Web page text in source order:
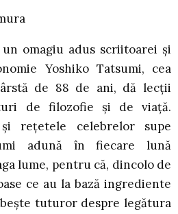
un omagiu adus scriitoarei şi
Yoshiko Tatsumi, cea
de 88 de ani, dă lecţii
de filozofie şi de viaţă.
reţetele celebrelor supe
adună în fiecare lună
lume, pentru că, dincolo de
ce au la bază ingrediente
tuturor despre legătura